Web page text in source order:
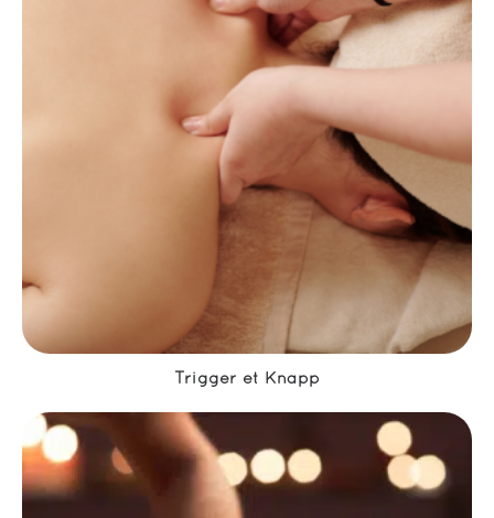
Trigger et Knapp